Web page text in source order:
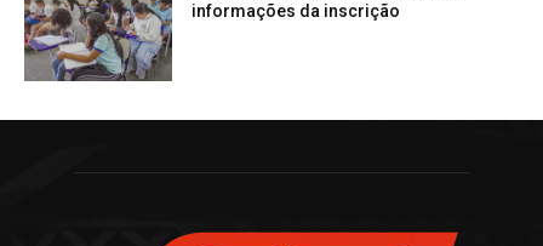
informações da inscrição